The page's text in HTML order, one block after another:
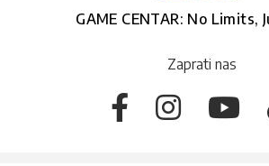
GAME CENTAR: No Limits,
Zaprati nas